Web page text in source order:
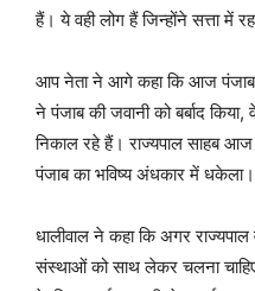
हैं। ये वही लोग हैं जिन्होंने सत्ता में
आप नेता ने आगे कहा कि आज पंजाब
ने पंजाब की जवानी को बर्बाद
निकाल रहे हैं। राज्यपाल साहब आज
पंजाब का भविष्य अंधकार में धकेला।
धालीवाल ने कहा कि अगर
संस्थाओं को साथ लेकर चलना